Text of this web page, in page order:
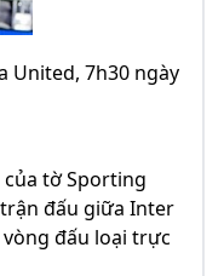
United, 7h30 ngày
của tờ Sporting
đấu giữa Inter
đấu loại trực